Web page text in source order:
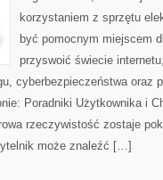
korzystaniem z sprzętu
być pomocnym miejscem
przyswoić świecie
cyberbezpieczeństwa oraz
Poradniki Użytkownika i
rzeczywistość zostaje
może znaleźć […]